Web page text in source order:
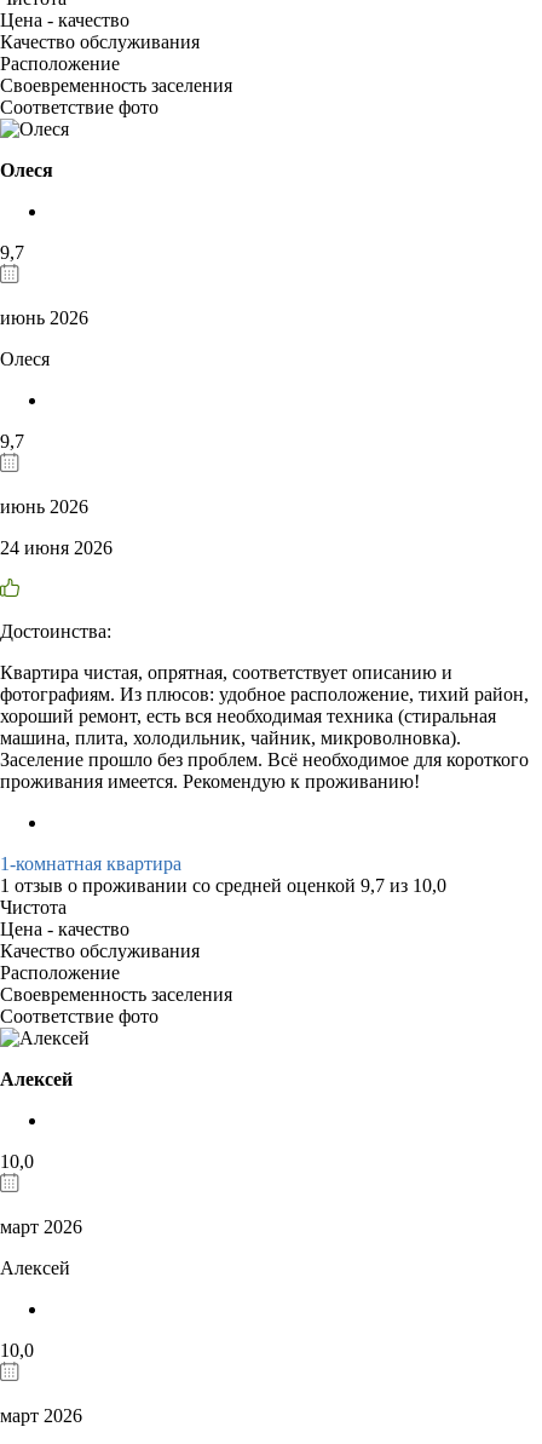
Цена - качество
Качество обслуживания
Расположение
Своевременность заселения
Соответствие фото
Олеся
9,7
июнь 2026
Олеся
9,7
июнь 2026
24 июня 2026
Достоинства:
Квартира чистая, опрятная, соответствует описанию и
фотографиям. Из плюсов: удобное расположение, тихий район,
хороший ремонт, есть вся необходимая техника (стиральная
машина, плита, холодильник, чайник, микроволновка).
Заселение прошло без проблем. Всё необходимое для короткого
проживания имеется. Рекомендую к проживанию!
1-комнатная квартира
1 отзыв о проживании со средней оценкой 9,7 из 10,0
Чистота
Цена - качество
Качество обслуживания
Расположение
Своевременность заселения
Соответствие фото
Алексей
10,0
март 2026
Алексей
10,0
март 2026